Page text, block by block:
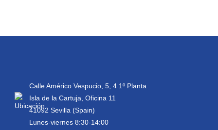
Calle Américo Vespucio, 5, 4 1º Planta
Isla de la Cartuja, Oficina 11
41092 Sevilla (Spain)
Lunes-viernes 8:30-14:00